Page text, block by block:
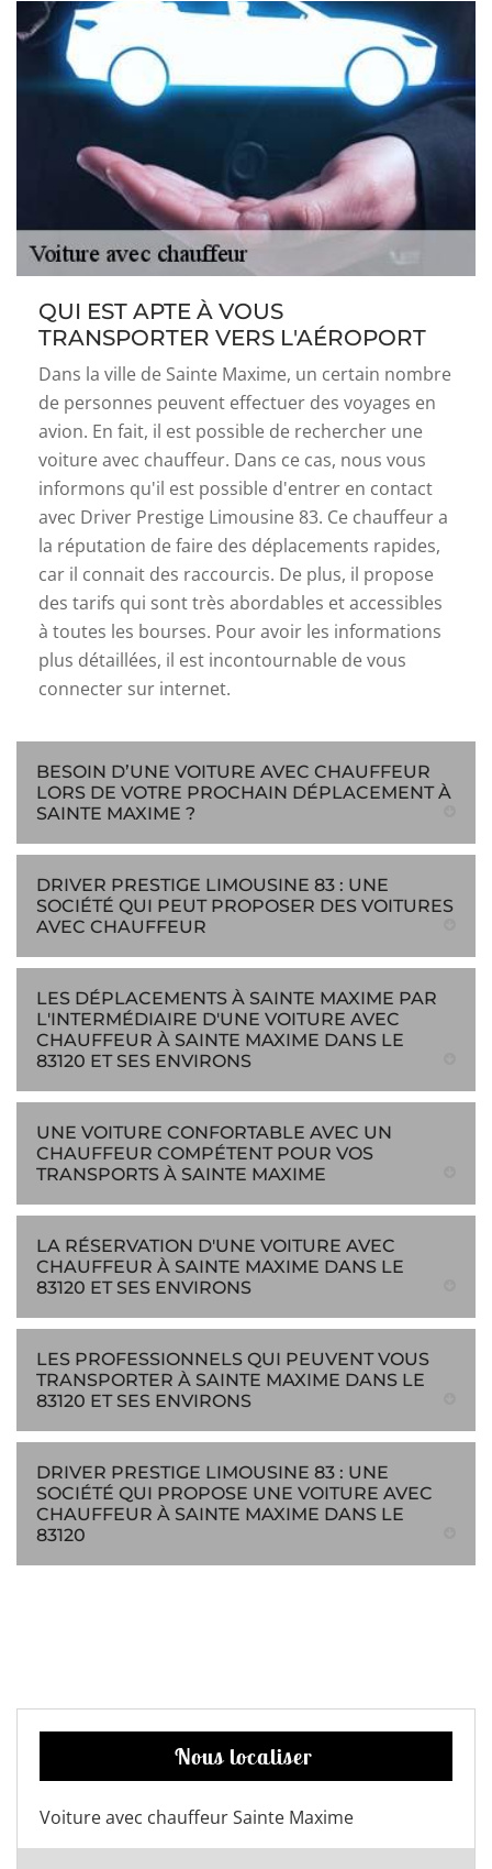
QUI EST APTE À VOUS
TRANSPORTER VERS L'AÉROPORT
Dans la ville de Sainte Maxime, un certain nombre
de personnes peuvent effectuer des voyages en
avion. En fait, il est possible de rechercher une
voiture avec chauffeur. Dans ce cas, nous vous
informons qu'il est possible d'entrer en contact
avec Driver Prestige Limousine 83. Ce chauffeur a
la réputation de faire des déplacements rapides,
car il connait des raccourcis. De plus, il propose
des tarifs qui sont très abordables et accessibles
à toutes les bourses. Pour avoir les informations
plus détaillées, il est incontournable de vous
connecter sur internet.
BESOIN D’UNE VOITURE AVEC CHAUFFEUR
LORS DE VOTRE PROCHAIN DÉPLACEMENT À
SAINTE MAXIME ?
DRIVER PRESTIGE LIMOUSINE 83 : UNE
SOCIÉTÉ QUI PEUT PROPOSER DES VOITURES
AVEC CHAUFFEUR
LES DÉPLACEMENTS À SAINTE MAXIME PAR
L'INTERMÉDIAIRE D'UNE VOITURE AVEC
CHAUFFEUR À SAINTE MAXIME DANS LE
83120 ET SES ENVIRONS
UNE VOITURE CONFORTABLE AVEC UN
CHAUFFEUR COMPÉTENT POUR VOS
TRANSPORTS À SAINTE MAXIME
LA RÉSERVATION D'UNE VOITURE AVEC
CHAUFFEUR À SAINTE MAXIME DANS LE
83120 ET SES ENVIRONS
LES PROFESSIONNELS QUI PEUVENT VOUS
TRANSPORTER À SAINTE MAXIME DANS LE
83120 ET SES ENVIRONS
DRIVER PRESTIGE LIMOUSINE 83 : UNE
SOCIÉTÉ QUI PROPOSE UNE VOITURE AVEC
CHAUFFEUR À SAINTE MAXIME DANS LE
83120
Nous localiser
Voiture avec chauffeur Sainte Maxime